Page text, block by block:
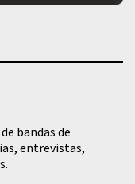
bandas de
entrevistas,